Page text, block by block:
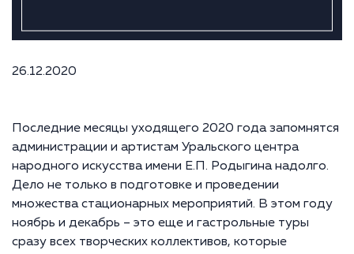
26.12.2020
Последние месяцы уходящего 2020 года запомнятся
администрации и артистам Уральского центра
народного искусства имени Е.П. Родыгина надолго.
Дело не только в подготовке и проведении
множества стационарных мероприятий. В этом году
ноябрь и декабрь – это еще и гастрольные туры
сразу всех творческих коллективов, которые